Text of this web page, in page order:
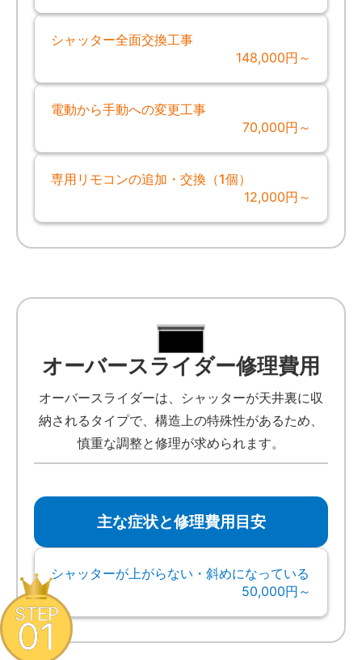
シャッター全面交換工事
148,000円～
電動から手動への変更工事
70,000円～
専用リモコンの追加・交換（1個）
12,000円～
オーバースライダー修理費用
オーバースライダーは、シャッターが天井裏に収
納されるタイプで、構造上の特殊性があるため、
慎重な調整と修理が求められます。
主な症状と修理費用目安
シャッターが上がらない・斜めになっている
50,000円～
STEP
01